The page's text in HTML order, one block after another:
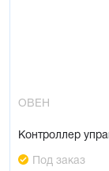
ОВЕН
Контроллер
Под заказ